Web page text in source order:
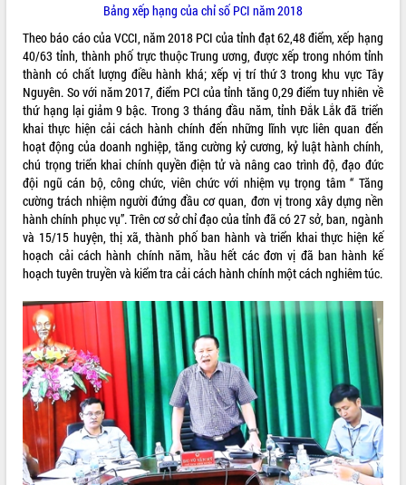
xuất khẩu sầu riêng và triển khai quy
định EUDR
Thứ trưởng Bộ Nông nghiệp và Môi
trường Nguyễn Hoàng Hiệp khảo sát
vùng trồng và doanh nghiệp đóng gói
sầu riêng tại Đắk Lắk
Trình diễn nghệ thuật chế biến các
món ăn từ sầu riêng
Đắk Lắk công bố Quy hoạch và xúc
tiến đầu tư tỉnh
Ngành cá ngừ Đắk Lắk chủ động thích
ứng để giữ vững thị trường xuất khẩu
Diễn đàn Kinh tế tư nhân Việt Nam đột
phá cơ chế - Hợp tác công tư
cải cách hành chính tỉnh Đắk Lắk
Kết nối tour, đẩy mạnh chuyển đổi số
để phát triển du lịch Đắk Lắk
Khởi động Dự án Đầu tư xây dựng hạ
tầng kỹ thuật Cụm công nghiệp Tân
Tiến
Gặp mặt các cơ quan báo chí nhân Kỷ
niệm 101 năm Ngày Báo chí Cách
mạng Việt Nam
Bảng xếp hạng của chỉ số PCI năm 2018
Theo báo cáo của VCCI, năm 2018 PCI của tỉnh đạt 62,48 điểm, xếp hạng
40/63 tỉnh, thành phố trực thuộc Trung ương, được xếp trong nhóm tỉnh
thành có chất lượng điều hành khá; xếp vị trí thứ 3 trong khu vực Tây
Nguyên. So với năm 2017, điểm PCI của tỉnh tăng 0,29 điểm tuy nhiên về
thứ hạng lại giảm 9 bậc. Trong 3 tháng đầu năm, tỉnh Đắk Lắk đã triển
khai thực hiện cải cách hành chính đến những lĩnh vực liên quan đến
hoạt động của doanh nghiệp, tăng cường kỷ cương, kỷ luật hành chính,
chú trọng triển khai chính quyền điện tử và nâng cao trình độ, đạo đức
đội ngũ cán bộ, công chức, viên chức với nhiệm vụ trọng tâm “ Tăng
cường trách nhiệm người đứng đầu cơ quan, đơn vị trong xây dựng nền
hành chính phục vụ”. Trên cơ sở chỉ đạo của tỉnh đã có 27 sở, ban, ngành
và 15/15 huyện, thị xã, thành phố ban hành và triển khai thực hiện kế
hoạch cải cách hành chính năm, hầu hết các đơn vị đã ban hành kế
hoạch tuyên truyền và kiểm tra cải cách hành chính một cách nghiêm túc.